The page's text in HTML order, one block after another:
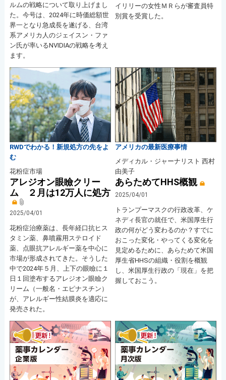
ルムの戦略について取り上げまし
た。今号は、2024年に時価総額世
界一となり急成長を遂げる、台湾
系アメリカ人のジェイスン・ファ
ン氏が率いるNVIDIAの戦略を考え
ます。
イリリーの女性ＭＲらが審査員特
別賞を受賞した。
RWDでわかる！新規処方の先をよ
む
花粉症市場
アレジオン眼瞼クリー
ム ２月は12万人に処方
2025/04/01
花粉症治療薬は、長年経口抗ヒス
タミン薬、鼻噴霧用ステロイド
薬、点眼抗アレルギー薬を中心に
市場が形成されてきた。そうした
中で2024年５月、上下の眼瞼に１
日１回塗布するアレジオン眼瞼ク
リーム（一般名・エピナスチン）
が、アレルギー性結膜炎を適応に
発売された。
アメリカの最新医療事情
メディカル・ジャーナリスト 西村
由美子
あらためてHHS概観
2025/04/01
トランプーマスクの行政改革、ケ
ネディ長官の就任で、米国厚生行
政の何がどう変わるのか？すでに
おこった変化・やってくる変化を
見定めるために、あらためて米国
厚生省HHSの組織・役割を概観
し、米国厚生行政の「現在」を把
握しておこう。